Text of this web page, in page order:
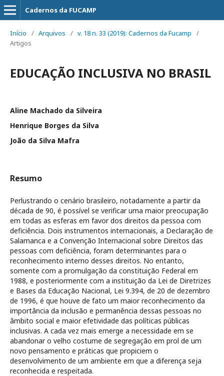
Cadernos da FUCAMP
Início / Arquivos / v. 18 n. 33 (2019): Cadernos da Fucamp
/
Artigos
EDUCAÇÃO INCLUSIVA NO BRASIL
Aline Machado da Silveira
Henrique Borges da Silva
João da Silva Mafra
Resumo
Perlustrando o cenário brasileiro, notadamente a partir da
década de 90, é possível se verificar uma maior preocupação
em todas as esferas em favor dos direitos da pessoa com
deficiência. Dois instrumentos internacionais, a Declaração de
Salamanca e a Convenção Internacional sobre Direitos das
pessoas com deficiência, foram determinantes para o
reconhecimento interno desses direitos. No entanto,
somente com a promulgação da constituição Federal em
1988, e posteriormente com a instituição da Lei de Diretrizes
e Bases da Educação Nacional, Lei 9.394, de 20 de dezembro
de 1996, é que houve de fato um maior reconhecimento da
importância da inclusão e permanência dessas pessoas no
âmbito social e maior efetividade das políticas públicas
inclusivas. A cada vez mais emerge a necessidade em se
abandonar o velho costume de segregação em prol de um
novo pensamento e práticas que propiciem o
desenvolvimento de um ambiente em que a diferença seja
reconhecida e respeitada.